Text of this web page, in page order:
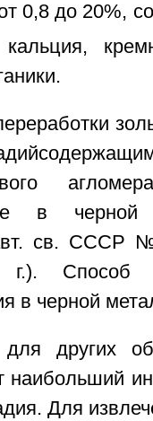
0,8 до 20%,
в черной
св.
Способ
в черной
других
наибольший
Для